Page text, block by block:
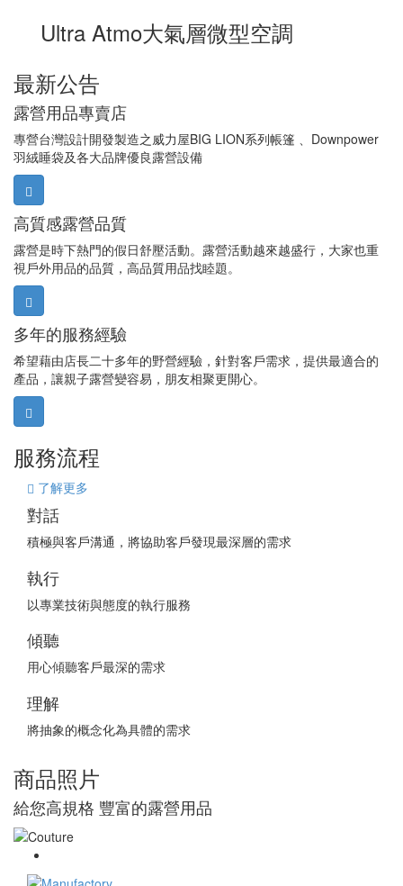
Ultra Atmo大氣層微型空調
最新公告
露營用品專賣店
專營台灣設計開發製造之威力屋BIG LION系列帳篷 、Downpower
羽絨睡袋及各大品牌優良露營設備
高質感露營品質
露營是時下熱門的假日舒壓活動。露營活動越來越盛行，大家也重
視戶外用品的品質，高品質用品找睦題。
多年的服務經驗
希望藉由店長二十多年的野營經驗，針對客戶需求，提供最適合的
產品，讓親子露營變容易，朋友相聚更開心。
服務流程
了解更多
對話
積極與客戶溝通，將協助客戶發現最深層的需求
執行
以專業技術與態度的執行服務
傾聽
用心傾聽客戶最深的需求
理解
將抽象的概念化為具體的需求
商品照片
給您高規格 豐富的露營用品